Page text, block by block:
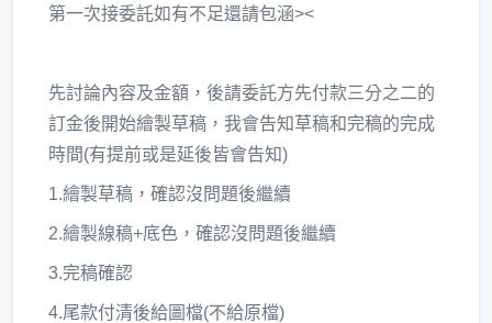
第一次接委託如有不足還請包涵><
先討論內容及金額，後請委託方先付款三分之二的
訂金後開始繪製草稿，我會告知草稿和完稿的完成
時間(有提前或是延後皆會告知)
1.繪製草稿，確認沒問題後繼續
2.繪製線稿+底色，確認沒問題後繼續
3.完稿確認
4.尾款付清後給圖檔(不給原檔)